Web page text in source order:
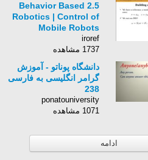
2.5 Behavior Based
Robotics | Control of
Mobile Robots
iroref
1737 مشاهده
دانشگاه پوناتو - آموزش
گرامر انگلیسی به فارسی
238
ponatouniversity
1071 مشاهده
ادامه